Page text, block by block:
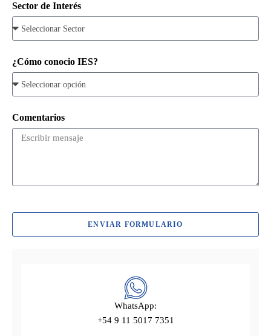
Sector de Interés
¿Cómo conocio IES?
Comentarios
ENVIAR FORMULARIO
WhatsApp:
+54 9 11 5017 7351